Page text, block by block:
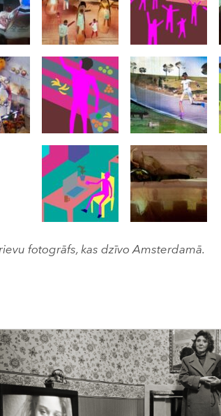
fotogrāfs, kas dzīvo Amsterdamā.